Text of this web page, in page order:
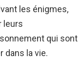
les énigmes,
leurs
qui sont
dans la vie.